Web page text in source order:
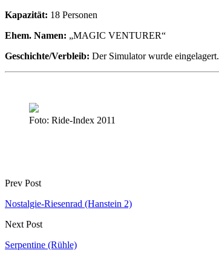
Kapazität: 18 Personen
Ehem. Namen: „MAGIC VENTURER“
Geschichte/Verbleib: Der Simulator wurde eingelagert.
Foto: Ride-Index 2011
Prev Post
Nostalgie-Riesenrad (Hanstein 2)
Next Post
Serpentine (Rühle)